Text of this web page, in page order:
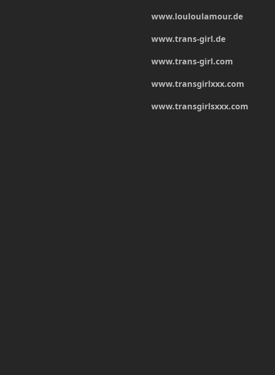
www.louloulamour.de
www.trans-girl.de
www.trans-girl.com
www.transgirlxxx.com
www.transgirlsxxx.com